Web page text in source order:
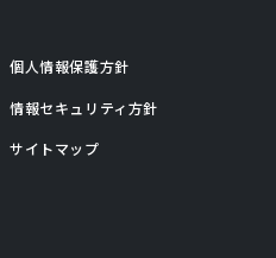
個人情報保護方針
情報セキュリティ方針
サイトマップ